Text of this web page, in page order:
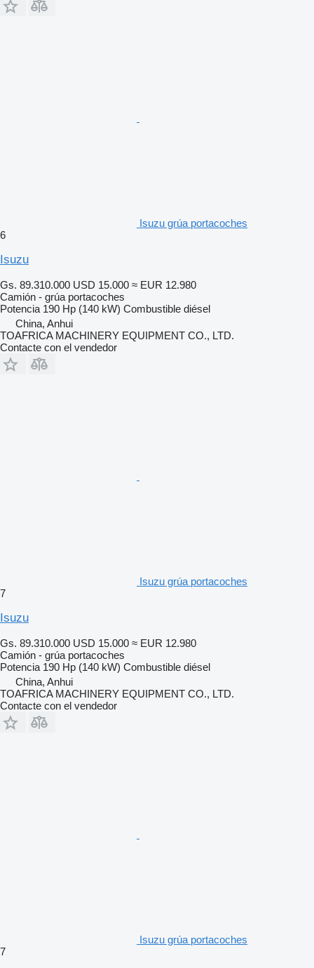
Isuzu grúa portacoches
6
Isuzu
Gs. 89.310.000 USD 15.000 ≈ EUR 12.980
Camión - grúa portacoches
Potencia 190 Hp (140 kW) Combustible diésel
China, Anhui
TOAFRICA MACHINERY EQUIPMENT CO., LTD.
Contacte con el vendedor
Isuzu grúa portacoches
7
Isuzu
Gs. 89.310.000 USD 15.000 ≈ EUR 12.980
Camión - grúa portacoches
Potencia 190 Hp (140 kW) Combustible diésel
China, Anhui
TOAFRICA MACHINERY EQUIPMENT CO., LTD.
Contacte con el vendedor
Isuzu grúa portacoches
7